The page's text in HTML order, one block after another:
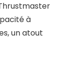
à
un atout